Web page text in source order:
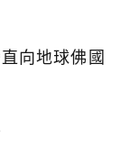
向地球佛國